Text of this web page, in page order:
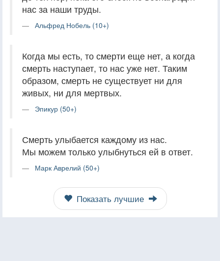
нас за наши труды.
Альфред Нобель (10+)
Когда мы есть, то смерти еще нет, а когда
смерть наступает, то нас уже нет. Таким
образом, смерть не существует ни для
живых, ни для мертвых.
Эпикур (50+)
Смерть улыбается каждому из нас.
Мы можем только улыбнуться ей в ответ.
Марк Аврелий (50+)
Показать лучшие